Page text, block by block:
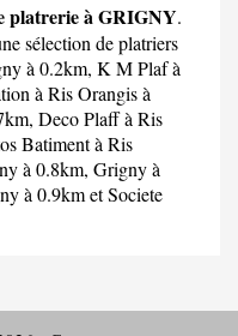
platrerie à GRIGNY.
sélection de platriers
à 0.2km, K M Plafà
à Ris Orangis à
Deco Plaffà Ris
Batimentà Ris
à 0.8km, Grignyà
à 0.9km etSociete